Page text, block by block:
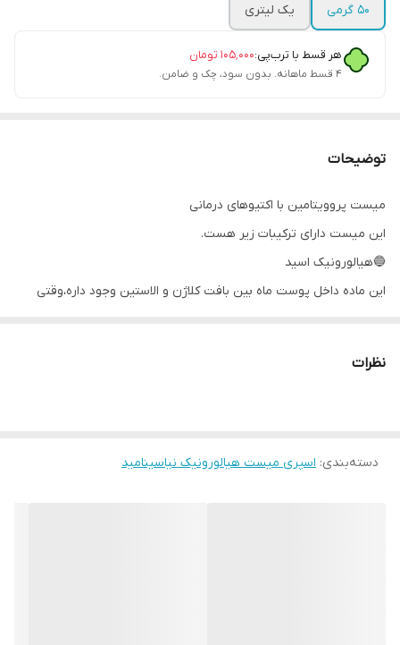
50 گرمی
یک لیتری
هر قسط با ترب‌پی:۱۰۵٬۰۰۰ تومان
۴ قسط ماهانه. بدون سود، چک و ضامن.
توضیحات
میست پروویتامین با اکتیوهای درمانی
این میست دارای ترکیبات زیر هست.
🔵هیالورونیک اسید
این ماده داخل پوست ماه بین بافت کلاژن و الاستین وجود داره،وقتی
یه مولکوله که هزار برابر خودش میتونه آب جذب کنه.
آبرسانی بیشتر پوستت کمک کردی.
نظرات
دسته‌بندی: اسپری میست هیالورونیک نیاسینامید